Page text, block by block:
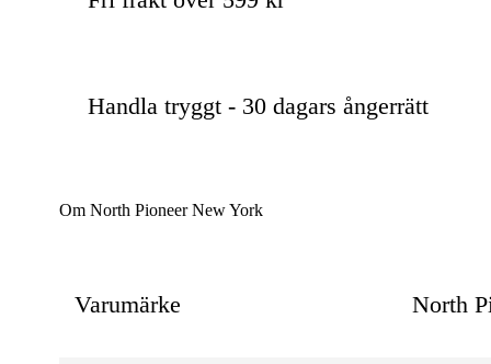
Handla tryggt - 30 dagars ångerrätt
Om North Pioneer New York
Varumärke North